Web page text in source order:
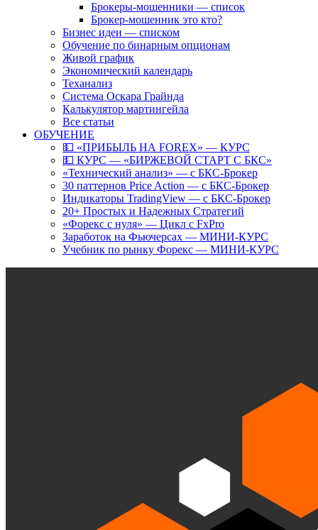
Брокеры-мошенники — список
Брокер-мошенник это кто?
Бизнес идеи — списком
Обучение по бинарным опционам
Живой график
Экономический календарь
Теханализ
Система Оскара Грайнда
Калькулятор мартингейла
Все статьи
ОБУЧЕНИЕ
💵 «ПРИБЫЛЬ НА FOREX» — КУРС
💵 КУРС — «БИРЖЕВОЙ СТАРТ С БКС»
«Технический анализ» — с БКС-Брокер
30 паттернов Price Action — с БКС-Брокер
Индикаторы TradingView — с БКС-Брокер
20+ Простых и Надежных Стратегий
«Форекс с нуля» — Цикл с FxPro
Заработок на Фьючерсах — МИНИ-КУРС
Учебник по рынку Форекс — МИНИ-КУРС